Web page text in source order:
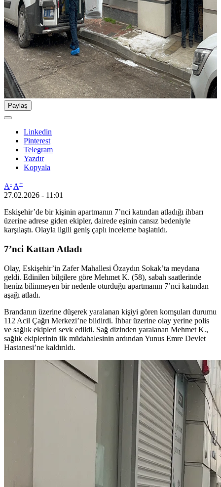
Paylaş
Linkedin
Pinterest
Telegram
Yazdır
Kopyala
A- A+
27.02.2026 - 11:01
Eskişehir’de bir kişinin apartmanın 7’nci katından atladığı ihbarı
üzerine adrese giden ekipler, dairede eşinin cansız bedeniyle
karşılaştı. Olayla ilgili geniş çaplı inceleme başlatıldı.
7’nci Kattan Atladı
Olay, Eskişehir’in Zafer Mahallesi Özaydın Sokak’ta meydana
geldi. Edinilen bilgilere göre Mehmet K. (58), sabah saatlerinde
henüz bilinmeyen bir nedenle oturduğu apartmanın 7’nci katından
aşağı atladı.
Brandanın üzerine düşerek yaralanan kişiyi gören komşuları durumu
112 Acil Çağrı Merkezi’ne bildirdi. İhbar üzerine olay yerine polis
ve sağlık ekipleri sevk edildi. Sağ dizinden yaralanan Mehmet K.,
sağlık ekiplerinin ilk müdahalesinin ardından Yunus Emre Devlet
Hastanesi’ne kaldırıldı.